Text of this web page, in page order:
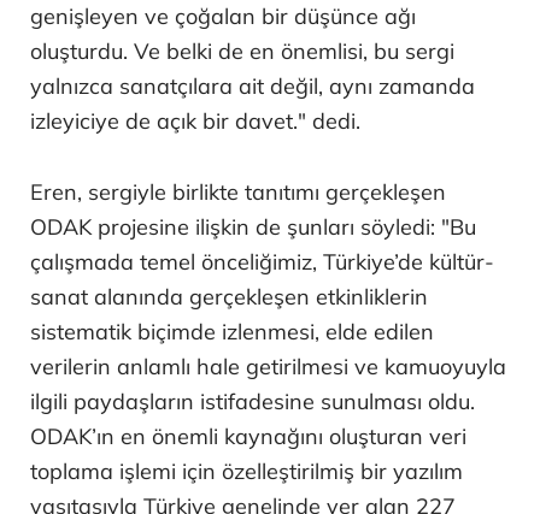
genişleyen ve çoğalan bir düşünce ağı
oluşturdu. Ve belki de en önemlisi, bu sergi
yalnızca sanatçılara ait değil, aynı zamanda
izleyiciye de açık bir davet." dedi.
Eren, sergiyle birlikte tanıtımı gerçekleşen
ODAK projesine ilişkin de şunları söyledi: "Bu
çalışmada temel önceliğimiz, Türkiye’de kültür-
sanat alanında gerçekleşen etkinliklerin
sistematik biçimde izlenmesi, elde edilen
verilerin anlamlı hale getirilmesi ve kamuoyuyla
ilgili paydaşların istifadesine sunulması oldu.
ODAK’ın en önemli kaynağını oluşturan veri
toplama işlemi için özelleştirilmiş bir yazılım
vasıtasıyla Türkiye genelinde yer alan 227